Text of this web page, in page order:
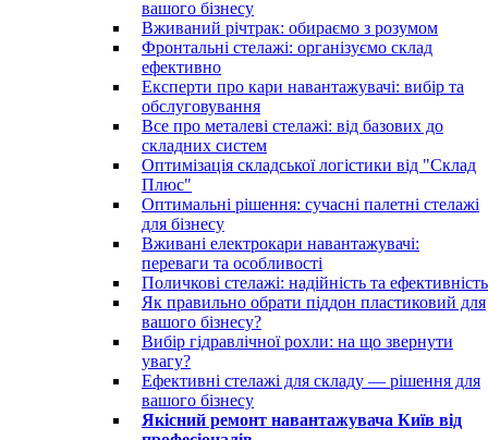
вашого бізнесу
Вживаний річтрак: обираємо з розумом
Фронтальні стелажі: організуємо склад
ефективно
Експерти про кари навантажувачі: вибір та
обслуговування
Все про металеві стелажі: від базових до
складних систем
Оптимізація складської логістики від "Склад
Плюс"
Оптимальні рішення: сучасні палетні стелажі
для бізнесу
Вживані електрокари навантажувачі:
переваги та особливості
Поличкові стелажі: надійність та ефективність
Як правильно обрати піддон пластиковий для
вашого бізнесу?
Вибір гідравлічної рохли: на що звернути
увагу?
Ефективні стелажі для складу — рішення для
вашого бізнесу
Якісний ремонт навантажувача Київ від